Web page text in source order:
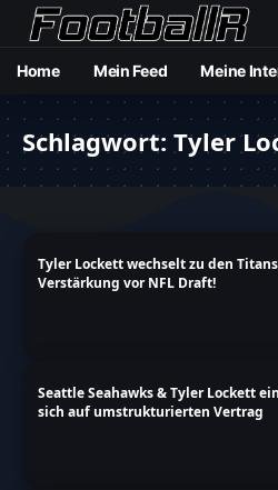
Home Mein Feed Meine
Schlagwort: Tyler
Tyler Lockett wechselt zu den
Verstärkung vor NFL Draft!
Seattle Seahawks & Tyler Lockett
sich auf umstrukturierten Vertrag